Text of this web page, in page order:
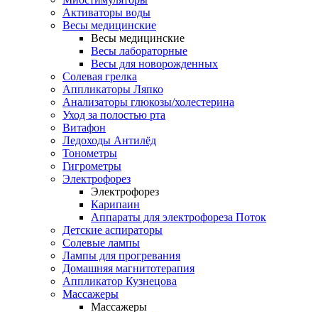
Активаторы воды
Весы медицинские
Весы медицинские
Весы лабораторные
Весы для новорожденных
Солевая грелка
Аппликаторы Ляпко
Анализаторы глюкозы/холестерина
Уход за полостью рта
Витафон
Ледоходы Антилёд
Тонометры
Гигрометры
Электрофорез
Электрофорез
Карипаин
Аппараты для электрофореза Поток
Детские аспираторы
Солевые лампы
Лампы для прогревания
Домашняя магнитотерапия
Аппликатор Кузнецова
Массажеры
Массажеры